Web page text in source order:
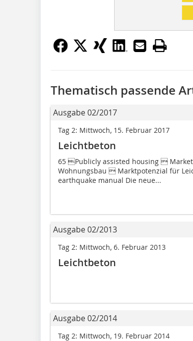
Thematisch passende
Ausgabe 02/2017
Tag 2: Mittwoch, 15. Februar 2017
Leichtbeton
65 Publicly assisted housing 
Wohnungsbau  Marktpotenzial für
earthquake manual Die neue...
Ausgabe 02/2013
Tag 2: Mittwoch, 6. Februar 2013
Leichtbeton
Ausgabe 02/2014
Tag 2: Mittwoch, 19. Februar 2014